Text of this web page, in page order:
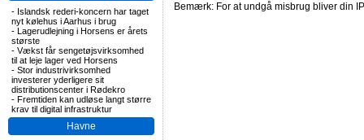
- Islandsk rederi-koncern har taget
nyt kølehus i Aarhus i brug
- Lagerudlejning i Horsens er årets
største
- Vækst får sengetøjsvirksomhed
til at leje lager ved Horsens
- Stor industrivirksomhed
investerer yderligere sit
distributionscenter i Rødekro
- Fremtiden kan udløse langt større
krav til digital infrastruktur
Havne
Bemærk: For at undgå misbrug bliver din